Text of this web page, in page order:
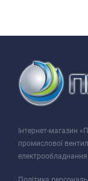
Інтернет-магазин
промислової
електрообладнання